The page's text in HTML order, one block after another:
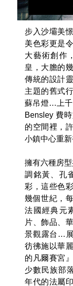
「
Hotel de
步入沙壩美
美色彩更是
大藝術創作
皇，大膽的
主題的舊式
蘇吊燈…上千
Bensley 費
的空間裡，
小鎮中心重
擁有六種房
調銘黃、孔
彩，這些色
幾個世紀，
法國經典元